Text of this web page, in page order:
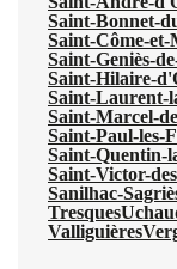
Saint-Bonnet-
Saint-Côme-
Saint-Geniès-
Saint-Hilaire-
Saint-Laurent-
Saint-Marcel-
Saint-Paul-les-
Saint-Quentin-
Saint-Victor-
Sanilhac-
Tresques
Valliguières